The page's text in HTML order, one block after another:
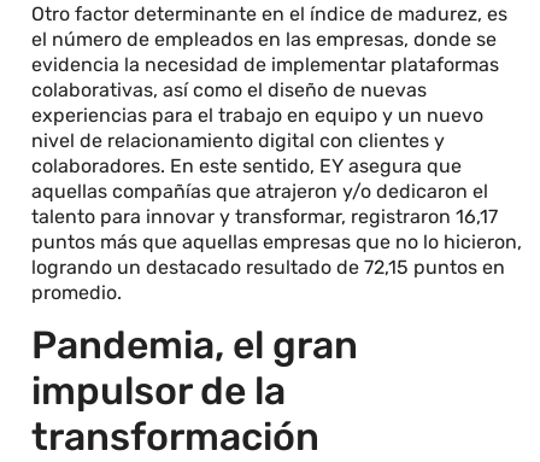
Otro factor determinante en el índice de madurez, es
el número de empleados en las empresas, donde se
evidencia la necesidad de implementar plataformas
colaborativas, así como el diseño de nuevas
experiencias para el trabajo en equipo y un nuevo
nivel de relacionamiento digital con clientes y
colaboradores. En este sentido, EY asegura que
aquellas compañías que atrajeron y/o dedicaron el
talento para innovar y transformar, registraron 16,17
puntos más que aquellas empresas que no lo hicieron,
logrando un destacado resultado de 72,15 puntos en
promedio.
Pandemia, el gran
impulsor de la
transformación